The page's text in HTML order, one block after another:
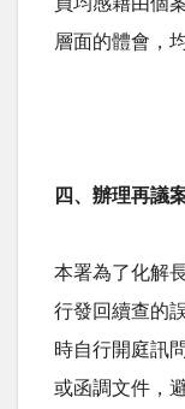
層面的體會，
四、辦理再議
本署為了化解
行發回續查的
時自行開庭訊
或函調文件，